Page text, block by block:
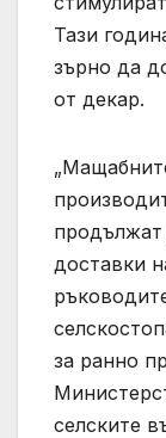
Тази
зърно да
от декар.
доставки
за ранно
селските